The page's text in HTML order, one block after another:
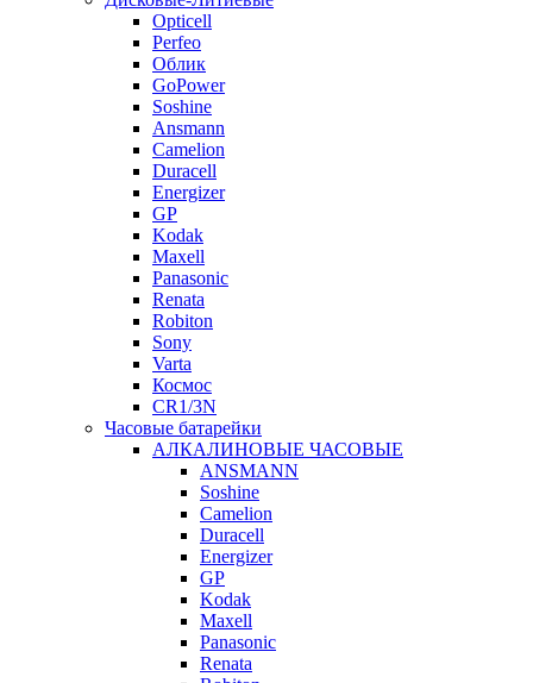
Opticell
Perfeo
Облик
GoPower
Soshine
Ansmann
Camelion
Duracell
Energizer
GP
Kodak
Maxell
Panasonic
Renata
Robiton
Sony
Varta
Космос
CR1/3N
Часовые батарейки
АЛКАЛИНОВЫЕ ЧАСОВЫЕ
ANSMANN
Soshine
Camelion
Duracell
Energizer
GP
Kodak
Maxell
Panasonic
Renata